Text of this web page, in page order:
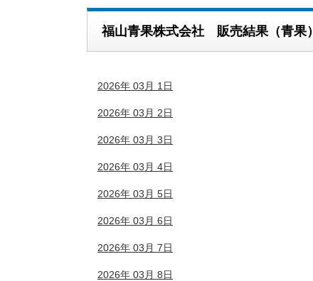
福山青果株式会社 販売結果（青果）
2026年 03月 1日
2026年 03月 2日
2026年 03月 3日
2026年 03月 4日
2026年 03月 5日
2026年 03月 6日
2026年 03月 7日
2026年 03月 8日